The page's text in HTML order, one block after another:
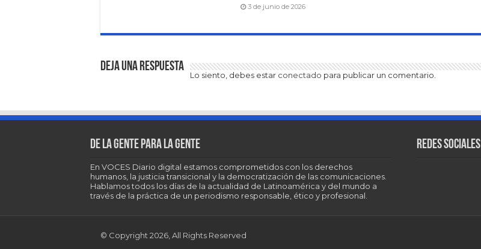
3 de junio de 2026
Deja una respuesta
Lo siento, debes estar conectado para publicar un comentario.
De la gente para la gente
En VOCES Diario digital estamos comprometidos con los derechos
humanos, la justicia transicional y la democratización de las comunicaciones.
Hablamos todos los días de la actualidad de Latinoamérica y del mundo a
través de la práctica de un periodismo responsable, ético y profesional.
Redes sociales
© Copyright 2026, All Rights Reserved